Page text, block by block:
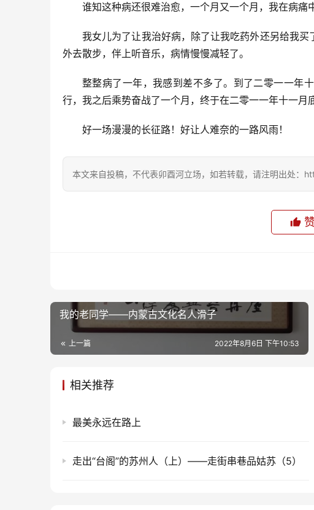
谁知这种病还很难治愈，一个月又一个月，我在病痛
我女儿为了让我治好病，除了让我吃药外还另给我
外去散步，伴上听音乐，病情慢慢减轻了。
整整病了一年，我感到差不多了。到了二零一一
行，我之后乘势奋战了一个月，终于在二零一一年十一月
好一场漫漫的长征路！好让人难奈的一路风雨！
本文来自投稿，不代表卯酉河立场，如若转载，请注明出处
我的老同学——内蒙古文化名人滑子
上一篇 2022年8月6日 下午10:53
相关推荐
最美永远在路上
走出“台阁”的苏州人（上）——走街串巷品姑苏（5）